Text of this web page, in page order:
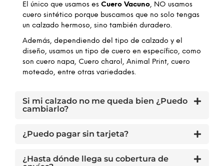
El único que usamos es Cuero Vacuno, NO usamos
cuero sintético porque buscamos que no solo tengas
un calzado hermoso, sino también duradero.
Además, dependiendo del tipo de calzado y el
diseño, usamos un tipo de cuero en específico, como
son cuero napa, Cuero charol, Animal Print, cuero
moteado, entre otras variedades.
Si mi calzado no me queda bien ¿Puedo
cambiarlo?
¿Puedo pagar sin tarjeta?
¿Hasta dónde llega su cobertura de